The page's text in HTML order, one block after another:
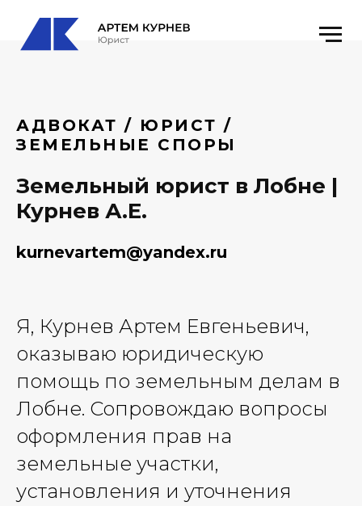
АДВОКАТ / ЮРИСТ /
ЗЕМЕЛЬНЫЕ СПОРЫ
Земельный юрист в Лобне |
Курнев А.Е.
kurnevartem@yandex.ru
Я, Курнев Артем Евгеньевич,
оказываю юридическую
помощь по земельным делам в
Лобне. Сопровождаю вопросы
оформления прав на
земельные участки,
установления и уточнения